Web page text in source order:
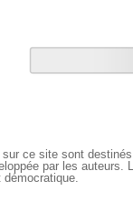
ce site sont
par les auteurs.